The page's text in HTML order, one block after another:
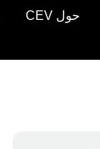
حول CEV